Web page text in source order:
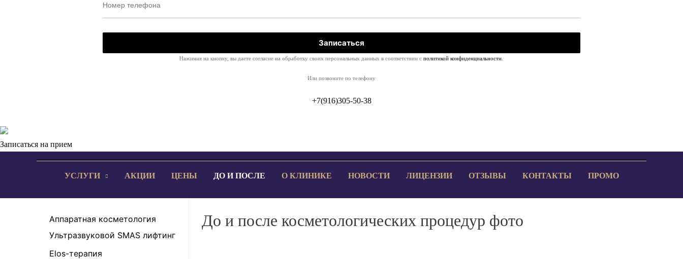
Нажимая на кнопку, вы даете согласие на обработку своих персональных данных в соответствии сполитикой конфиденциальности
Или позвоните по телефону
+7(916)305-50-38
Записаться на прием
УСЛУГИ АКЦИИ ЦЕНЫ ДО И ПОСЛЕ О КЛИНИКЕ НОВОСТИ ЛИЦЕНЗИИ ОТЗЫВЫ КОНТАКТЫ ПРОМО
Аппаратная косметология
Ультразвуковой SMAS лифтинг
Elos-терапия
До и после косметологических процедур фото